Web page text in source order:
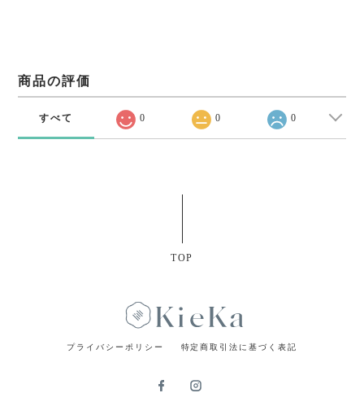
商品の評価
すべて 0 0 0
TOP
プライバシーポリシー 特定商取引法に基づく表記